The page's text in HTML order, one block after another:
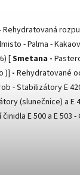
- Palma -
[Smetana -
)] - Rehydratované
- Stabilizátory E
(slunečnice) a E
E 500 a E 503